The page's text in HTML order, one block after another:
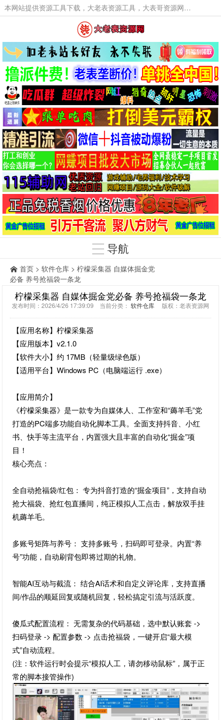
本网站提供资源工具下载，大老表资源工具，大表哥资源网软件工具，大老表资源下载，活动线报福利资源分享,活动线报，大型网游经典游戏，网络热门技术游戏辅助交流与分享。
导航
首页 > 软件仓库 > 柠檬采集器 自媒体掘金党
必备 养号抢福袋一条龙
柠檬采集器 自媒体掘金党必备 养号抢福袋一条龙
发布时间：2026/4/26 17:39:09 当前分类： 软件仓库 版权：老表资源网
【应用名称】柠檬采集器
【应用版本】v2.1.0
【软件大小】约 17MB（轻量级绿色版）
【适用平台】Windows PC（电脑端运行 .exe）
【应用简介】
《柠檬采集器》是一款专为自媒体人、工作室和“薅羊毛”党
打造的PC端多功能自动化脚本工具。全面支持抖音、小红
书、快手等主流平台，内置强大且丰富的自动化“掘金”项
目！
核心亮点：
全自动抢福袋/红包： 专为抖音打造的“掘金项目”，支持自动
抢大福袋、抢红包直播间，纯正模拟人工点击，解放双手挂
机薅羊毛。
多账号矩阵与养号： 支持多账号，扫码即可登录。内置“养
号”功能，自动刷背包即将过期的礼物。
智能AI互动与截流： 结合AI话术和自定义评论库，支持直播
间/作品的顺延回复或随机回复，轻松搞定引流与活跃度。
傻瓜式配置流程： 无需复杂的代码基础，选中默认账套 ->
扫码登录 -> 配置参数 -> 点击抢福袋，一键开启“最大模
式”自动流程。
(注：软件运行时会提示“模拟人工，请勿移动鼠标”，属于正
常的脚本接管操作)